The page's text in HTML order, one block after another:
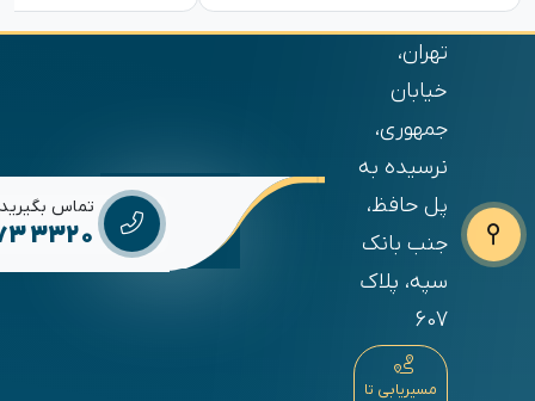
تهران،
خیابان
جمهوری،
نرسیده به
پل حافظ،
جنب بانک
سپه، پلاک
607
مسیریابی تا
تماس بگیرید
3320